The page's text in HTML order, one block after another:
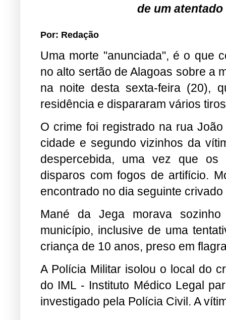
de um
Por: Redação
Uma morte "anunciada", é o que
no alto sertão de Alagoas sobre a
na noite desta sexta-feira (20),
residência e dispararam vários
O crime foi registrado na rua
cidade e segundo vizinhos da
despercebida, uma vez que os
disparos com fogos de artifício.
encontrado no dia seguinte
Mané da Jega morava
município, inclusive de uma
criança de 10 anos, preso em
A Polícia Militar isolou o local do
do IML - Instituto Médico Legal
investigado pela Polícia Civil. A